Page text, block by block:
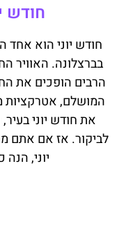
חודש
חודש יוני הוא אחד
בברצלונה. האוויר
הרבים הופכים את
המושלם, אטרקציות
את חודש יוני
לביקור. אז אם אתם
יוני,